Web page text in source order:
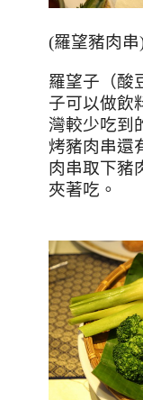
(羅望豬肉串
羅望子（酸
子可以做飲
灣較少吃到
烤豬肉串還
肉串取下豬
夾著吃。